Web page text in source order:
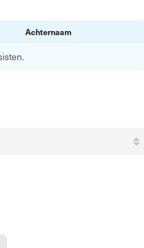
Achternaam